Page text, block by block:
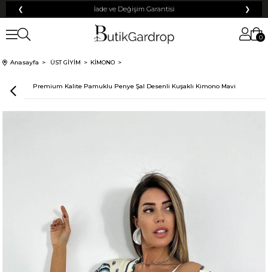
❮ İade ve Değişim Garantisi ❯
0
Anasayfa ÜST GİYİM KİMONO
Premium Kalite Pamuklu Penye Şal Desenli Kuşaklı Kimono Mavi